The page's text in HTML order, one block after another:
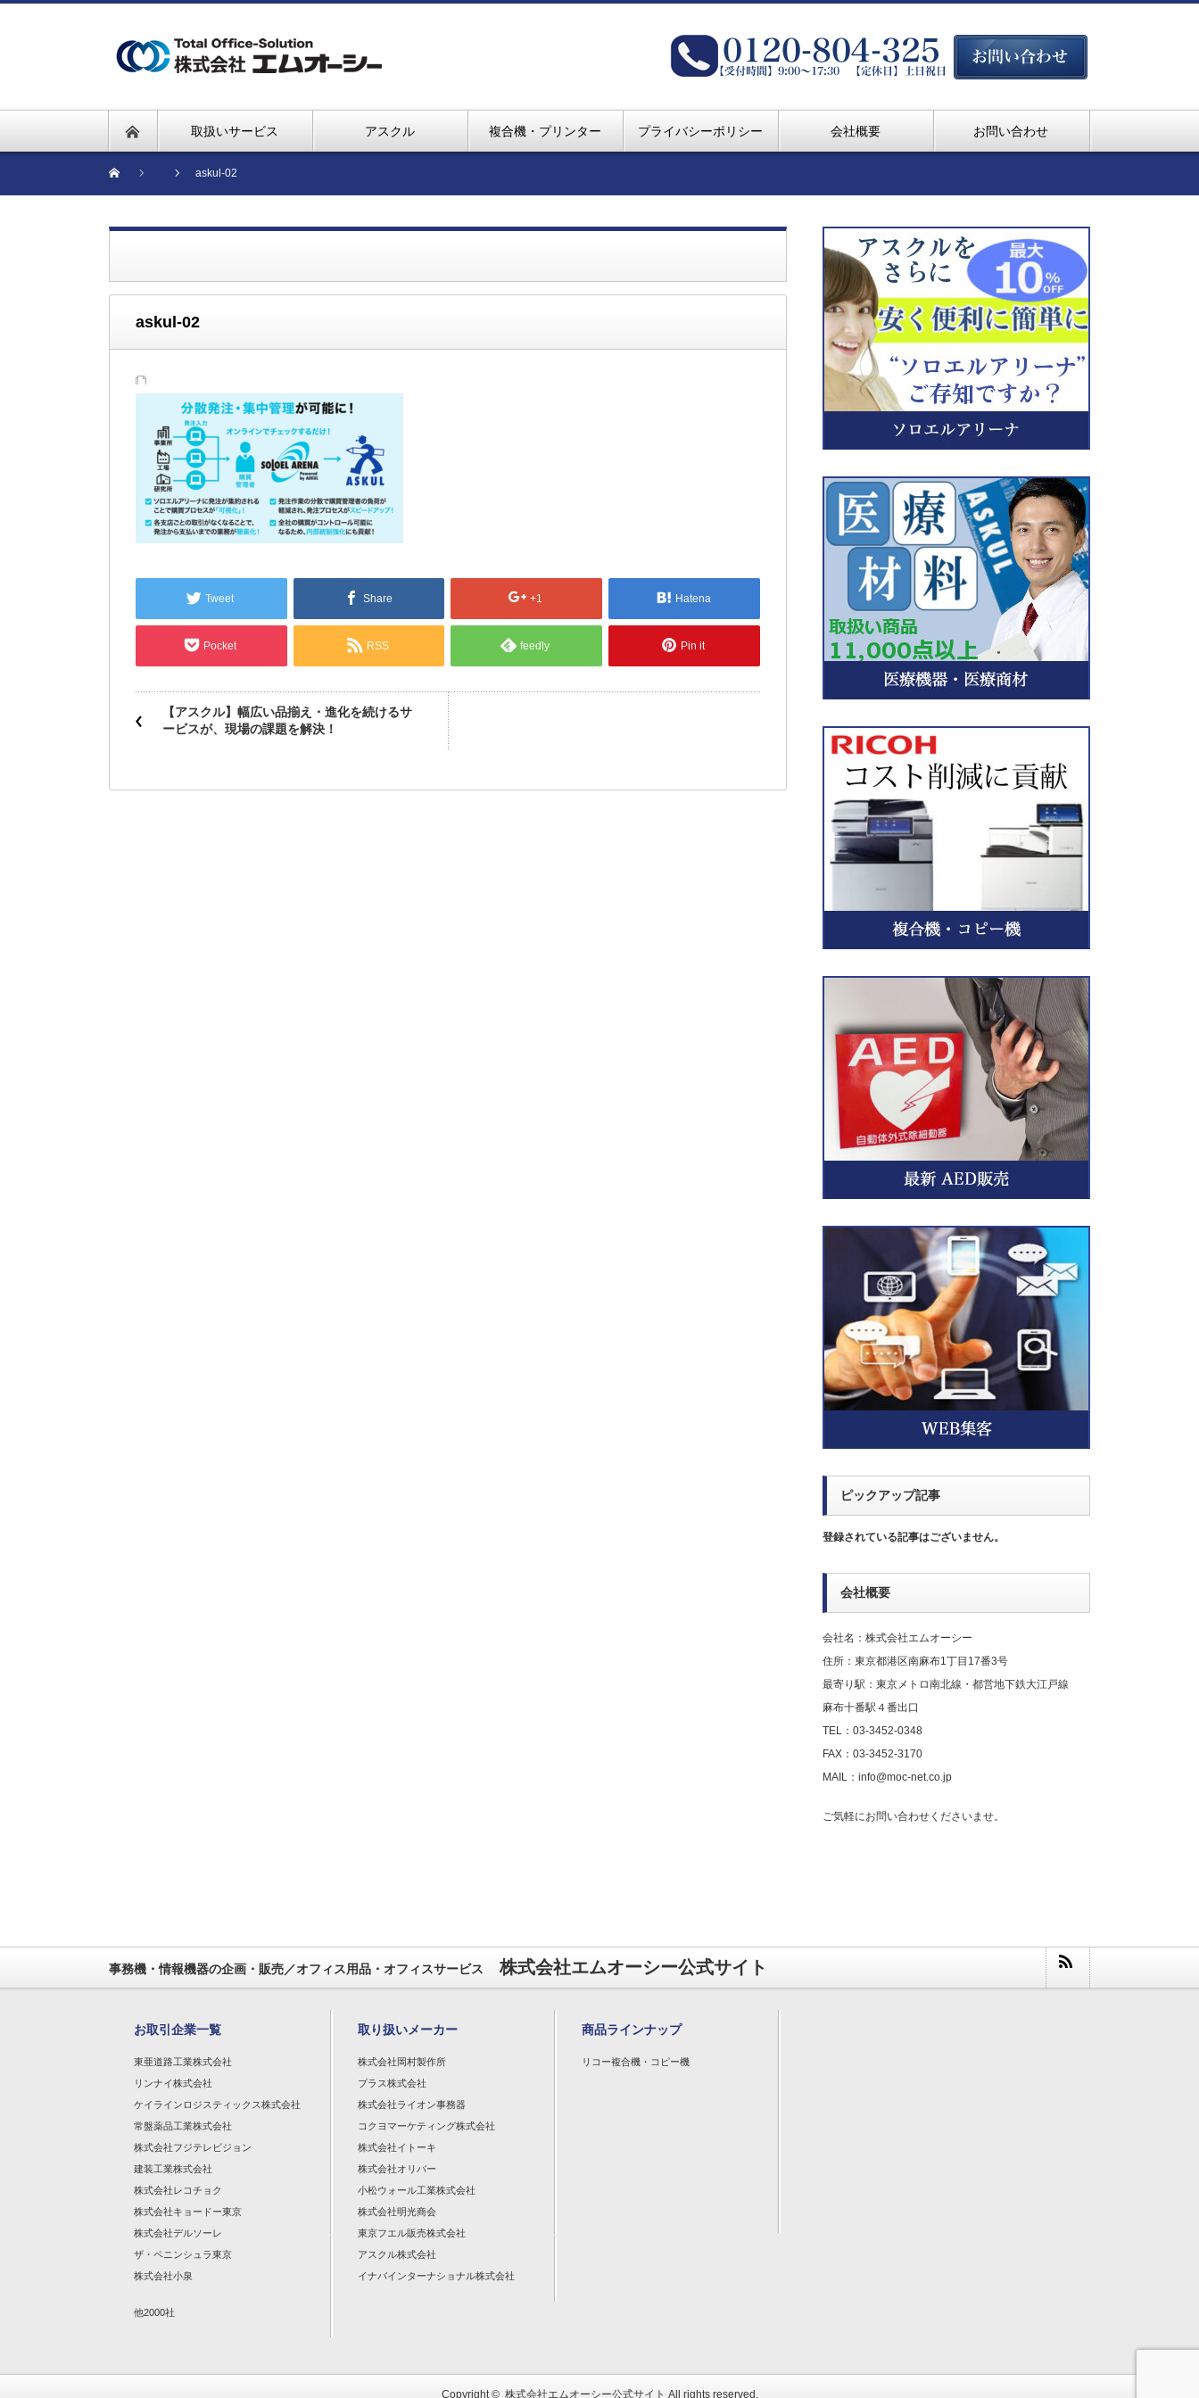
取扱いサービス アスクル 複合機・プリンター プライバシーポリシー 会社概要 お問い合わせ
askul-02
askul-02
Tweet Share +1 Hatena
Pocket RSS feedly Pin it
【アスクル】幅広い品揃え・進化を続けるサ
ービスが、現場の課題を解決！
ピックアップ記事
登録されている記事はございません。
会社概要
会社名：株式会社エムオーシー
住所：東京都港区南麻布1丁目17番3号
最寄り駅：東京メトロ南北線・都営地下鉄大江戸線
麻布十番駅４番出口
TEL：03-3452-0348
FAX：03-3452-3170
MAIL：info@moc-net.co.jp
ご気軽にお問い合わせくださいませ。
事務機・情報機器の企画・販売／オフィス用品・オフィスサービス 株式会社エムオーシー公式サイト
お取引企業一覧
東亜道路工業株式会社
リンナイ株式会社
ケイラインロジスティックス株式会社
常盤薬品工業株式会社
株式会社フジテレビジョン
建装工業株式会社
株式会社レコチョク
株式会社キョードー東京
株式会社デルソーレ
ザ・ペニンシュラ東京
株式会社小泉
他2000社
取り扱いメーカー
株式会社岡村製作所
プラス株式会社
株式会社ライオン事務器
コクヨマーケティング株式会社
株式会社イトーキ
株式会社オリバー
小松ウォール工業株式会社
株式会社明光商会
東京フエル販売株式会社
アスクル株式会社
イナバインターナショナル株式会社
商品ラインナップ
リコー複合機・コピー機
Copyright © 株式会社エムオーシー公式サイト All rights reserved.